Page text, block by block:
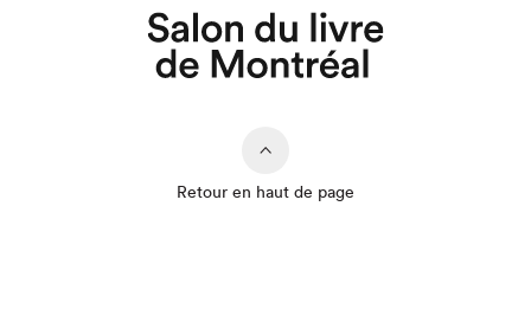
Retour en haut de page